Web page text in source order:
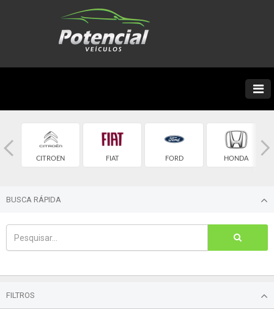
CITROEN FIAT FORD HONDA
BUSCA RÁPIDA
FILTROS